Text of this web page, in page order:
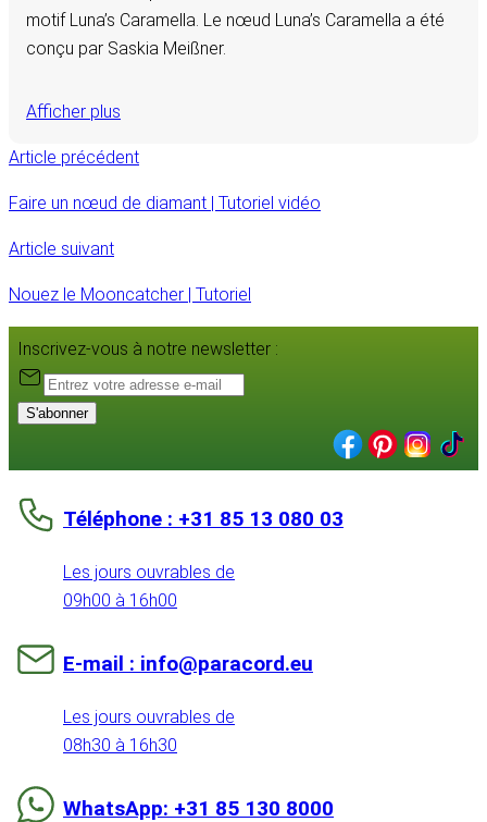
motif Luna’s Caramella. Le nœud Luna’s Caramella a été
conçu par Saskia Meißner.
Afficher plus
Article précédent
Faire un nœud de diamant | Tutoriel vidéo
Article suivant
Nouez le Mooncatcher | Tutoriel
Inscrivez-vous à notre newsletter :
S'abonner
Téléphone : +31 85 13 080 03
Les jours ouvrables de
09h00 à 16h00
E-mail : info@paracord.eu
Les jours ouvrables de
08h30 à 16h30
WhatsApp: +31 85 130 8000